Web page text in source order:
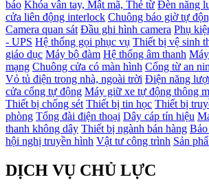
báo Khóa vân tay, Mật mã, Thẻ từ Đèn năng
cửa liên động interlock Chuông báo giờ tự
Camera quan sát Đầu ghi hình camera Phụ
- UPS Hệ thống gọi phục vụ Thiết bị vệ sinh
giáo dục Máy bộ đàm Hệ thống âm thanh
mạng Chuông cửa có màn hình Cổng từ an
Vỏ tủ điện trong nhà, ngoài trời Điện năng
cửa cổng tự động Máy giữ xe tự động thông
Thiết bị chống sét Thiết bị tin học Thiết bị
phòng Tổng đài điện thoại Dây cáp tín hiệu
thanh không dây Thiết bị ngành bán hàng
hội nghị truyền hình Vật tư công trình Sản
DỊCH VỤ CHỦ LỰC